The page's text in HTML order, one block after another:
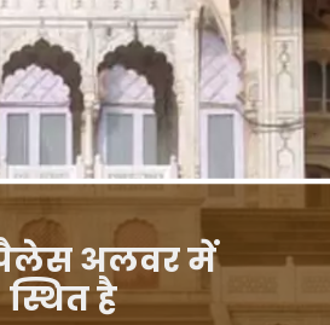
पैलेस अलवर में
स्थित है